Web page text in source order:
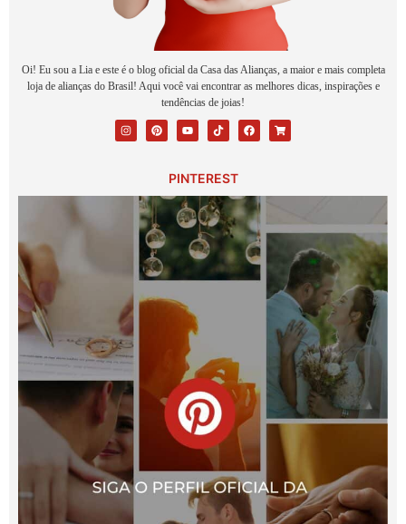
Oi! Eu sou a Lia e este é o blog oficial da Casa das Alianças, a maior e mais completa
loja de alianças do Brasil! Aqui você vai encontrar as melhores dicas, inspirações e
tendências de joias!
PINTEREST